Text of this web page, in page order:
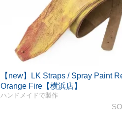
【new】LK Straps / Spray Paint
Orange Fire【横浜店】
ハンドメイドで製作